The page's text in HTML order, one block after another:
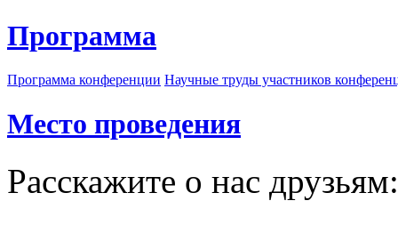
Программа
Программа конференции Научные труды участников
Место проведения
Расскажите о нас друзьям: